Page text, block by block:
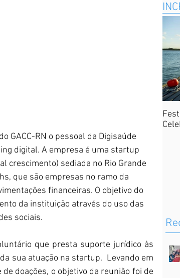
GACC-RN o pessoal da Digisaúde
digital. A empresa é uma startup
crescimento) sediada no Rio Grande
que são empresas no ramo da
financeiras. O objetivo do
da instituição através do uso das
sociais.
que presta suporte jurídico às
sua atuação na startup.  Levando em
doações, o objetivo da reunião foi de